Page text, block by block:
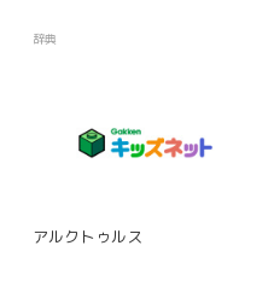
辞典
アルクトゥルス